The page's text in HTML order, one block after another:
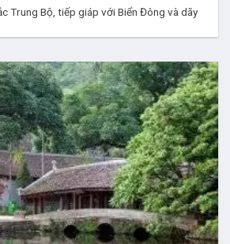
Trung Bộ, tiếp giáp với Biển Đông và dãy